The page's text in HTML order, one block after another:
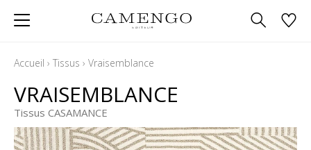
Accueil › Tissus › Vraisemblance
VRAISEMBLANCE
Tissus CASAMANCE